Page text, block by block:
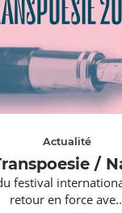
Actualité
/
festival
retour en force